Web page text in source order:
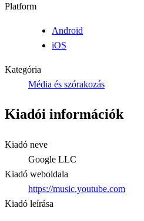
Platform
Android
iOS
Kategória
Média és szórakozás
Kiadói információk
Kiadó neve
Google LLC
Kiadó weboldala
https://music.youtube.com
Kiadó leírása